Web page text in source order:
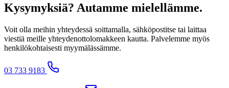
Kysymyksiä? Autamme mielellämme.
Voit olla meihin yhteydessä soittamalla, sähköpostitse tai laittaa
viestiä meille yhteydenottolomakkeen kautta. Palvelemme myös
henkilökohtaisesti myymälässämme.
03 733 9183